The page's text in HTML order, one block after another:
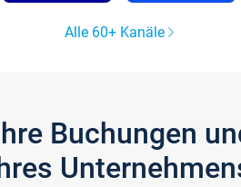
Alle 60+ Kanäle
Buchungen